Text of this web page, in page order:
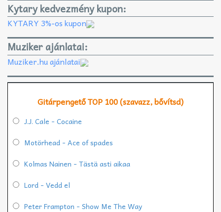
Kytary kedvezmény kupon:
KYTARY 3%-os kupon
Muziker ajánlatai:
Muziker.hu ajánlatai
Gitárpengető TOP 100 (szavazz, bővítsd)
J.J. Cale - Cocaine
Motörhead - Ace of spades
Kolmas Nainen - Tästä asti aikaa
Lord - Vedd el
Peter Frampton - Show Me The Way